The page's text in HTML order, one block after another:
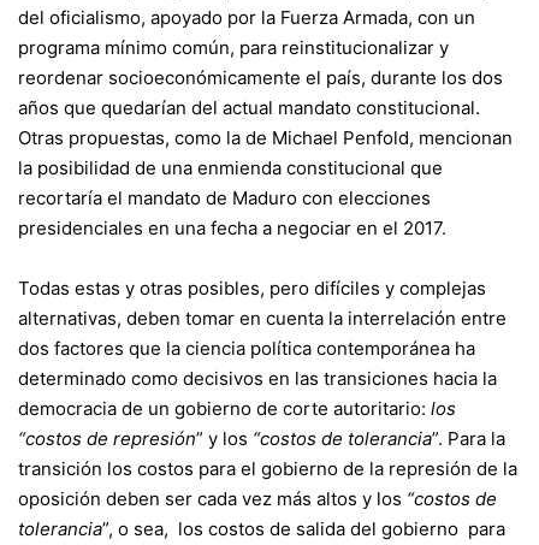
del oficialismo, apoyado por la Fuerza Armada, con un
programa mínimo común, para reinstitucionalizar y
reordenar socioeconómicamente el país, durante los dos
años que quedarían del actual mandato constitucional.
Otras propuestas, como la de Michael Penfold, mencionan
la posibilidad de una enmienda constitucional que
recortaría el mandato de Maduro con elecciones
presidenciales en una fecha a negociar en el 2017.
Todas estas y otras posibles, pero difíciles y complejas
alternativas, deben tomar en cuenta la interrelación entre
dos factores que la ciencia política contemporánea ha
determinado como decisivos en las transiciones hacia la
democracia de un gobierno de corte autoritario: los
“costos de represión” y los “costos de tolerancia”. Para la
transición los costos para el gobierno de la represión de la
oposición deben ser cada vez más altos y los “costos de
tolerancia”, o sea, los costos de salida del gobierno para